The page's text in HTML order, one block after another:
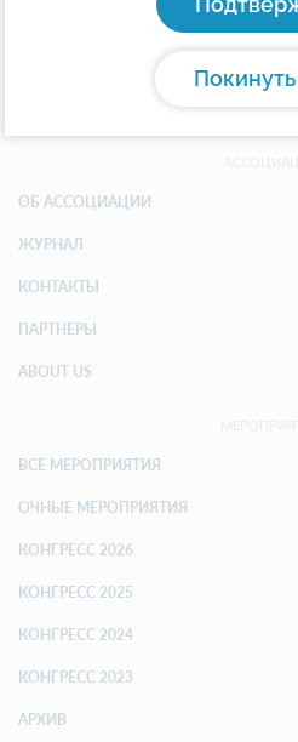
ФГБУ «НМХЦ им. Н.И.
ОБ АССОЦИАЦИИ
ЖУРНАЛ
КОНТАКТЫ
ПАРТНЕРЫ
ABOUT US
ВСЕ МЕРОПРИЯТИЯ
ОЧНЫЕ МЕРОПРИЯТИЯ
КОНГРЕСС 2026
КОНГРЕСС 2025
КОНГРЕСС 2024
КОНГРЕСС 2023
АРХИВ